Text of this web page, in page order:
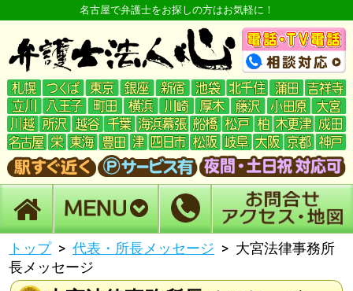
名古屋で弁護士をお探しの方はお気軽に！
トップ 代表・所長メッセージ
大宮法律事務所
長メッセージ